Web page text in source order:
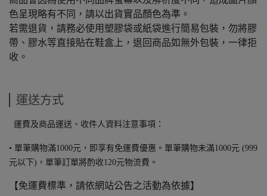
色呈現略有不同，請以出貨實品顏色為準。
若需退貨，請務必使用塑膠袋或紙袋進行簡易包裝，勿將膠
帶、膠水等直接貼在鞋盒上，退回商品如無外包裝，一律拒
收。
運送方式
運費及商品運送、收件人資料注意事項：
• 單筆購物滿1000元，即享有免運費優惠。單筆購物未滿1000元 (999
元以下)，單筆訂單將酌收120元物流費。
【免運費標準，請依網站公告之活動為依據】